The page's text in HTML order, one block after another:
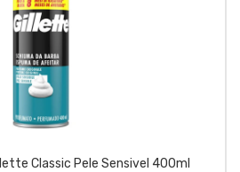
Classic Pele Sensivel 400ml